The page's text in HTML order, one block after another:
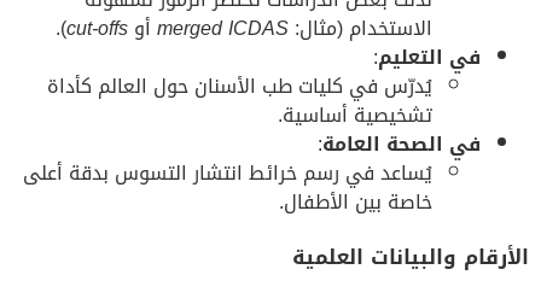
الاستخدام (مثال:merged ICDASأو ).
في التعليم:
يُدرّس في كليات طب الأسنان حول العالم كأداة
تشخيصية أساسية.
في الصحة العامة:
يُساعد في رسم خرائط انتشار التسوس بدقة أعلى
خاصة بين الأطفال.
الأرقام والبيانات العلمية